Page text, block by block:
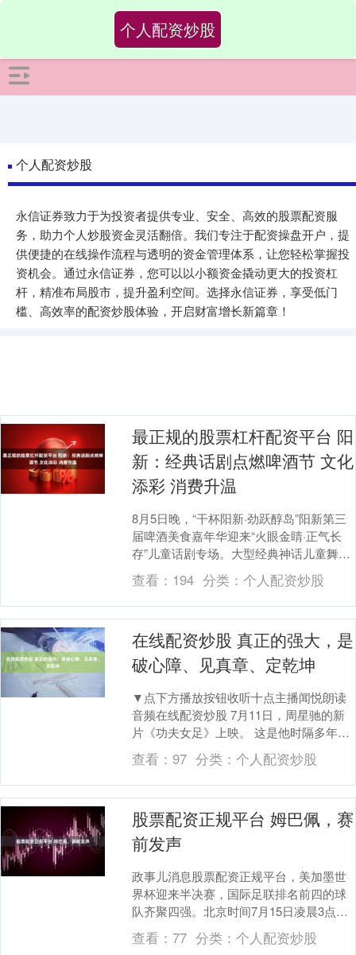
个人配资炒股
永信证券致力于为投资者提供专业、安全、高效的股票配资服
务，助力个人炒股资金灵活翻倍。我们专注于配资操盘开户，提
供便捷的在线操作流程与透明的资金管理体系，让您轻松掌握投
资机会。通过永信证券，您可以以小额资金撬动更大的投资杠
杆，精准布局股市，提升盈利空间。选择永信证券，享受低门
槛、高效率的配资炒股体验，开启财富增长新篇章！
个人配资炒股
最正规的股票杠杆配资平台 阳
新：经典话剧点燃啤酒节 文化
添彩 消费升温
8月5日晚，“干杯阳新·劲跃醇岛”阳新第三
届啤酒美食嘉年华迎来“火眼金睛·正气长
存”儿童话剧专场。大型经典神话儿童舞台
话剧《西游记之孙悟空三打白骨精》精彩
亮相最....
查看： 194 分类： 个人配资炒股
在线配资炒股 真正的强大，是
破心障、见真章、定乾坤
▼点下方播放按钮收听十点主播闻悦朗读
音频在线配资炒股 7月11日，周星驰的新
片《功夫女足》上映。 这是他时隔多年再
次回到暑期档。 电影上映前，宣传依然延
续着周星....
查看：97 分类： 个人配资炒股
股票配资正规平台 姆巴佩，赛
前发声
政事儿消息股票配资正规平台，美加墨世
界杯迎来半决赛，国际足联排名前四的球
队齐聚四强。北京时间7月15日凌晨3点，
法国对阵西班牙，两种足球理念正面碰
撞，多名球星将....
查看：77 分类： 个人配资炒股